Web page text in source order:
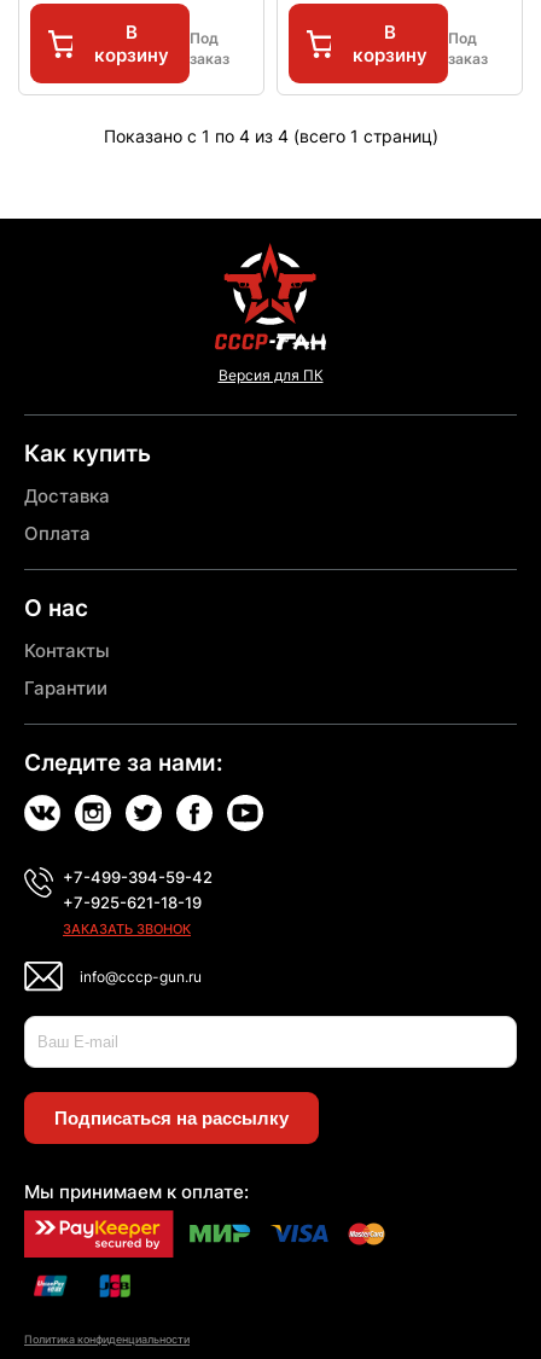
В
корзину
Под
заказ
В
корзину
Под
заказ
Показано с 1 по 4 из 4 (всего 1 страниц)
Версия для ПК
Как купить
Доставка
Оплата
О нас
Контакты
Гарантии
Следите за нами:
+7-499-394-59-42
+7-925-621-18-19
ЗАКАЗАТЬ ЗВОНОК
info@cccp-gun.ru
Подписаться на рассылку
Мы принимаем к оплате:
Политика конфиденциальности